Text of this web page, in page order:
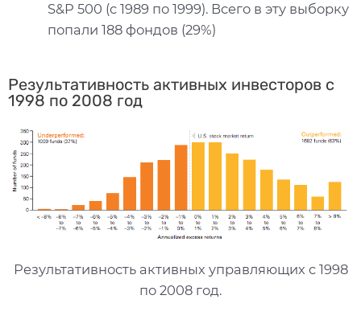
S&P 500 (с 1989 по 1999). Всего в эту выборку
попали 188 фондов (29%)
Результативность активных инвесторов с
1998 по 2008 год
Результативность активных управляющих с 1998
по 2008 год.